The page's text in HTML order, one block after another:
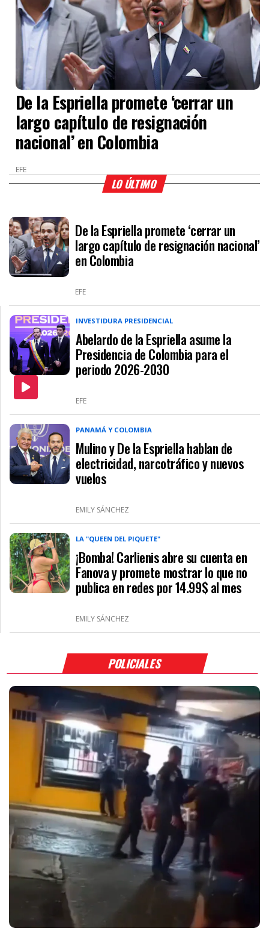
De la Espriella promete ‘cerrar un
largo capítulo de resignación
nacional’ en Colombia
EFE
LO ÚLTIMO
De la Espriella promete ‘cerrar un
largo capítulo de resignación nacional’
en Colombia
EFE
INVESTIDURA PRESIDENCIAL
Abelardo de la Espriella asume la
Presidencia de Colombia para el
periodo 2026-2030
EFE
PANAMÁ Y COLOMBIA
Mulino y De la Espriella hablan de
electricidad, narcotráfico y nuevos
vuelos
EMILY SÁNCHEZ
LA "QUEEN DEL PIQUETE"
¡Bomba! Carlienis abre su cuenta en
Fanova y promete mostrar lo que no
publica en redes por 14.99$ al mes
EMILY SÁNCHEZ
POLICIALES